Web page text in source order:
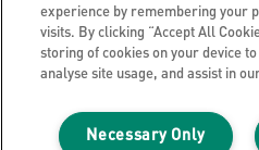
Kundesupport
Garantibetingelser
Sitemap
experience by remembering your
visits. By clicking “Accept All
storing of cookies on your device
analyse site usage, and assist in
Necessary Only